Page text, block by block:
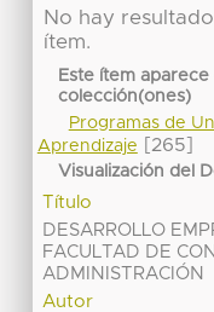
No hay
ítem.
Este ítem
colección(ones)
Programas de
Aprendizaje
[265]
Visualización del
Título
DESARROLLO
FACULTAD DE
ADMINISTRACIÓN
Autor